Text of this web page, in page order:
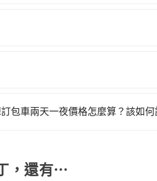
清楚透明，且無隱藏費用。
的旅店與房型，更重要的是通常
超賣的現象，便有可能到了現場
包車兩天一夜價格怎麼算？該如何
，還有⋯